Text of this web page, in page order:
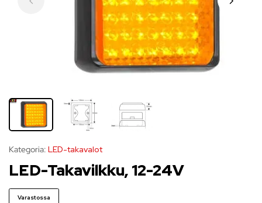
Kategoria: LED-takavalot
LED-Takavilkku, 12-24V
Varastossa